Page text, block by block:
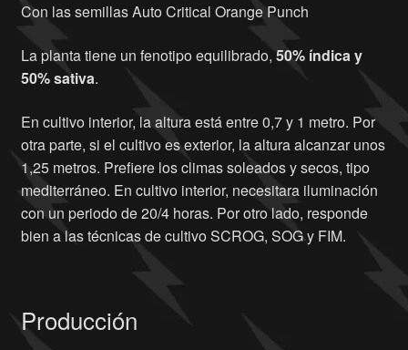
Con las semillas Auto Critical Orange Punch
La planta tiene un fenotipo equilibrado, 50% índica y
50% sativa.
En cultivo interior, la altura está entre 0,7 y 1 metro. Por
otra parte, si el cultivo es exterior, la altura alcanzar unos
1,25 metros. Prefiere los climas soleados y secos, tipo
mediterráneo. En cultivo interior, necesitara iluminación
con un periodo de 20/4 horas. Por otro lado, responde
bien a las técnicas de cultivo SCROG, SOG y FIM.
Producción